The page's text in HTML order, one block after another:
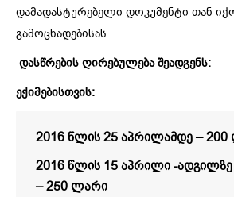
დამადასტურებელი დოკუმენტი თან
გამოცხადებისას.
დასწრების ღირებულება შეადგენს:
ექიმებისთვის:
2016 წლის 25 აპრილამდე –
2016 წლის 15 აპრილი -
– 250 ლარი